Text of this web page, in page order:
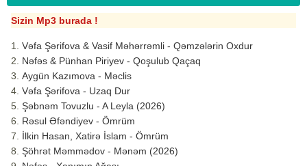
Sizin Mp3 burada !
Vəfa Şərifova & Vasif Məhərrəmli - Qəmzələrin Oxdur
Nəfəs & Pünhan Piriyev - Qoşulub Qaçaq
Aygün Kazımova - Məclis
Vəfa Şərifova - Uzaq Dur
Şəbnəm Tovuzlu - A Leyla (2026)
Rəsul Əfəndiyev - Ömrüm
İlkin Hasan, Xatirə İslam - Ömrüm
Şöhrət Məmmədov - Mənəm (2026)